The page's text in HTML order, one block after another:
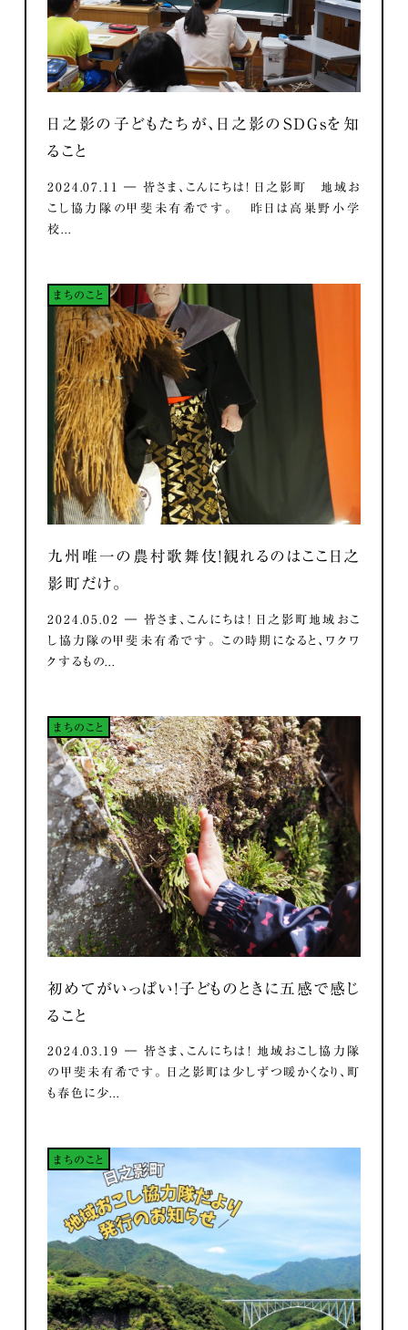
日之影の子どもたちが、日之影のSDGsを知
ること
2024.07.11 ― 皆さま、こんにちは！ 日之影町 地域お
こし協力隊の甲斐未有希です。 昨日は高巣野小学
校...
まちのこと
九州唯一の農村歌舞伎！観れるのはここ日之
影町だけ。
2024.05.02 ― 皆さま、こんにちは！ 日之影町地域おこ
し協力隊の甲斐未有希です。 この時期になると、ワクワ
クするもの...
まちのこと
初めてがいっぱい！子どものときに五感で感じ
ること
2024.03.19 ― 皆さま、こんにちは！ 地域おこし協力隊
の甲斐未有希です。 日之影町は少しずつ暖かくなり、町
も春色に少...
まちのこと